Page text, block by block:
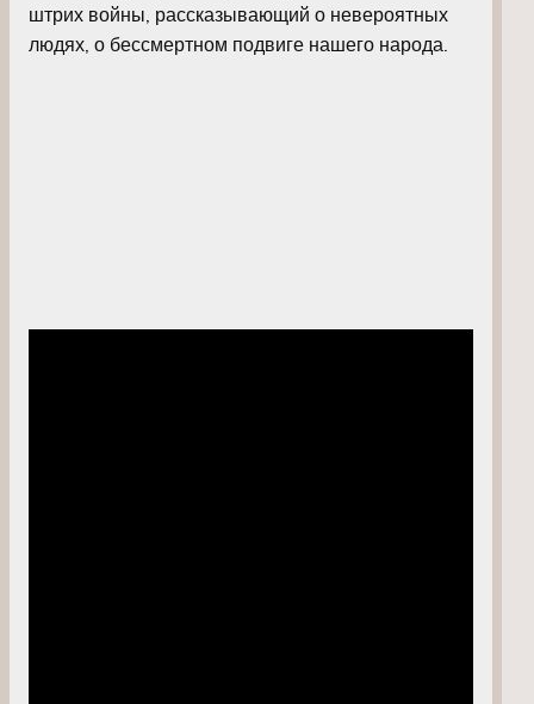
штрих войны, рассказывающий о невероятных
людях, о бессмертном подвиге нашего народа.